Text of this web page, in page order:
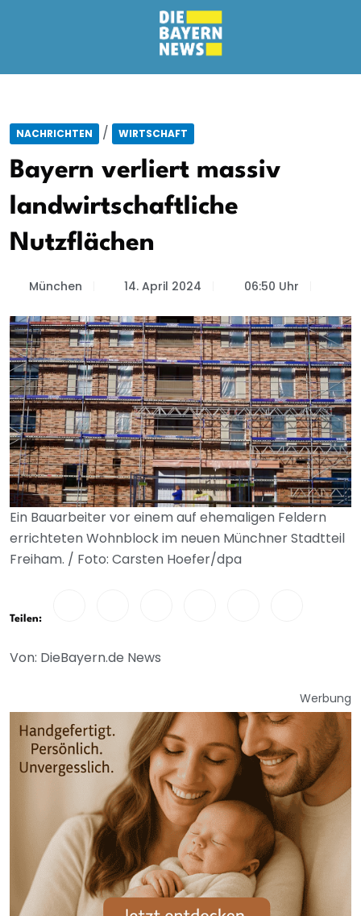
NACHRICHTEN / WIRTSCHAFT
Bayern verliert massiv
landwirtschaftliche
Nutzflächen
München 14. April 2024 06:50 Uhr
Ein Bauarbeiter vor einem auf ehemaligen Feldern
errichteten Wohnblock im neuen Münchner Stadtteil
Freiham. / Foto: Carsten Hoefer/dpa
Teilen:
Von: DieBayern.de News
Werbung